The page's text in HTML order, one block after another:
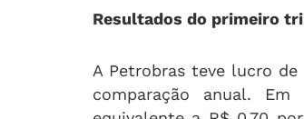
Resultados do primeiro
A Petrobras teve lucro de
comparação anual.